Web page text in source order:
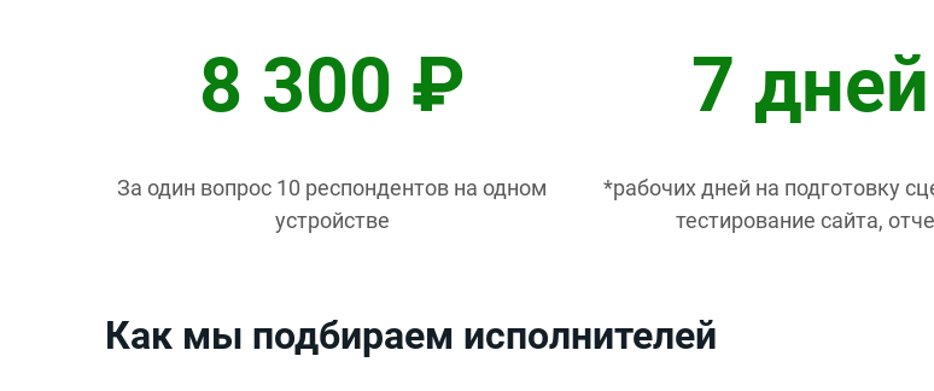
8 300 ₽
За один вопрос 10 респондентов на одном
устройстве
7 дней
*рабочих дней на подготовку
тестирование сайта,
Как мы подбираем исполнителей